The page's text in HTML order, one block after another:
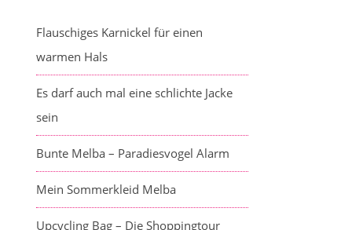
Flauschiges Karnickel für einen
warmen Hals
Es darf auch mal eine schlichte Jacke
sein
Bunte Melba – Paradiesvogel Alarm
Mein Sommerkleid Melba
Upcycling Bag – Die Shoppingtour